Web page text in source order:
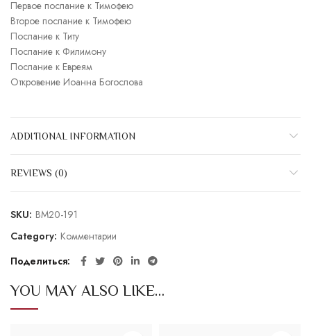
Первое послание к Тимофею
Второе послание к Тимофею
Послание к Титу
Послание к Филимону
Послание к Евреям
Откровение Иоанна Богослова
ADDITIONAL INFORMATION
REVIEWS (0)
SKU: BM20-191
Category: Комментарии
Поделиться
YOU MAY ALSO LIKE…